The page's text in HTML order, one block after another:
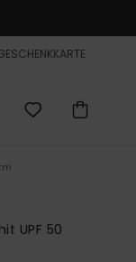
UPF 50